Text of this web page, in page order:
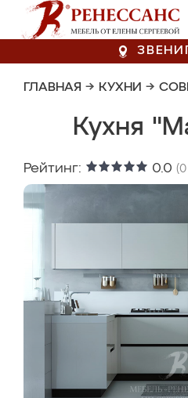
ГЛАВНАЯ → КУХНИ →
Кухня
Рейтинг: 0.0 (0